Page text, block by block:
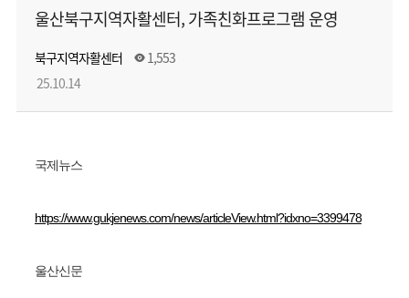
울산북구지역자활센터, 가족친화프로그램 운영
북구지역자활센터
1,553
25.10.14
국제뉴스
https://www.gukjenews.com/news/articleView.html?idxno=3399478
울산신문